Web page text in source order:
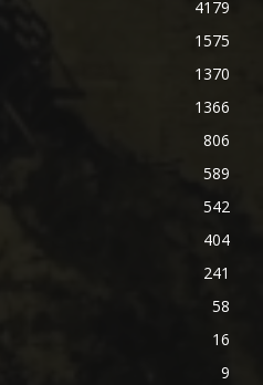
4179
1575
1370
1366
806
589
542
404
241
58
16
9